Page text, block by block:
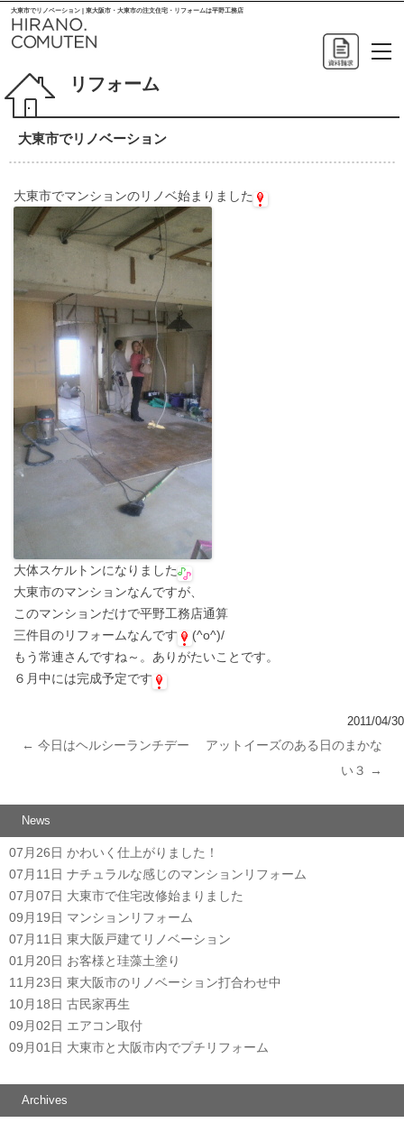
大東市でリノベーション | 東大阪市・大東市の注文住宅・リフォームは平野工務店
リフォーム
大東市でリノベーション
大東市でマンションのリノベ始まりました
大体スケルトンになりました
大東市のマンションなんですが、
このマンションだけで平野工務店通算
三件目のリフォームなんです
(^o^)/
もう常連さんですね～。ありがたいことです。
６月中には完成予定です
2011/04/30
← 今日はヘルシーランチデー
アットイーズのある日のまかな
い３
→
News
07月26日 かわいく仕上がりました！
07月11日 ナチュラルな感じのマンションリフォーム
07月07日 大東市で住宅改修始まりました
09月19日 マンションリフォーム
07月11日 東大阪戸建てリノベーション
01月20日 お客様と珪藻土塗り
11月23日 東大阪市のリノベーション打合わせ中
10月18日 古民家再生
09月02日 エアコン取付
09月01日 大東市と大阪市内でプチリフォーム
Archives